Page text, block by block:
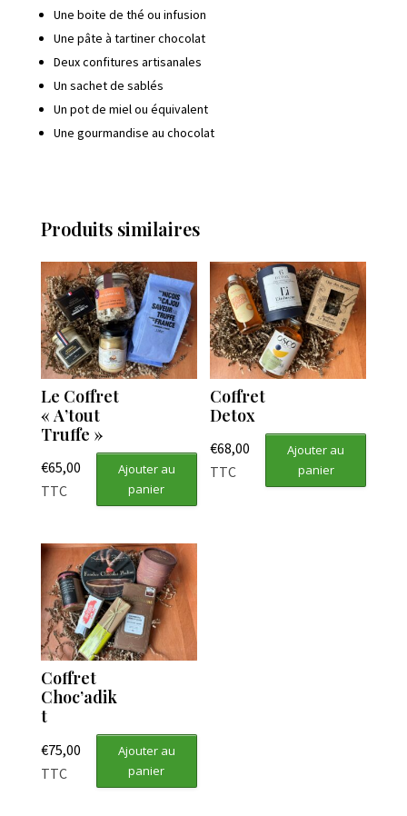
Une boite de thé ou infusion
Une pâte à tartiner chocolat
Deux confitures artisanales
Un sachet de sablés
Un pot de miel ou équivalent
Une gourmandise au chocolat
Produits similaires
Le Coffret
« A’tout
Truffe »
€65,00
TTC
Ajouter au
panier
Coffret
Detox
€68,00
TTC
Ajouter au
panier
Coffret
Choc’adik
t
€75,00
TTC
Ajouter au
panier